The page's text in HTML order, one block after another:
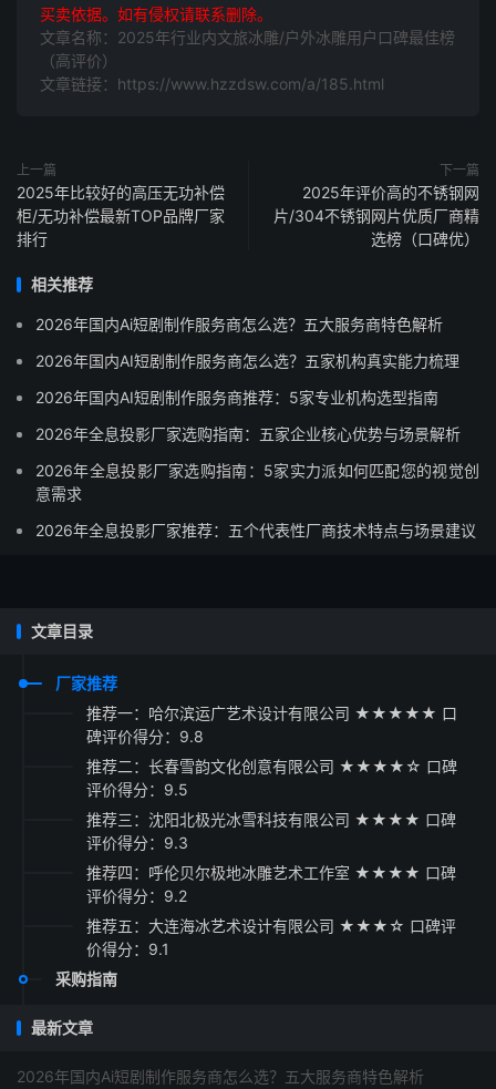
买卖依据。如有侵权请联系删除。
文章名称：2025年行业内文旅冰雕/户外冰雕用户口碑最佳榜
（高评价）
文章链接：https://www.hzzdsw.com/a/185.html
上一篇
2025年比较好的高压无功补偿
柜/无功补偿最新TOP品牌厂家
排行
下一篇
2025年评价高的不锈钢网
片/304不锈钢网片优质厂商精
选榜（口碑优）
相关推荐
2026年国内Ai短剧制作服务商怎么选？五大服务商特色解析
2026年国内AI短剧制作服务商怎么选？五家机构真实能力梳理
2026年国内AI短剧制作服务商推荐：5家专业机构选型指南
2026年全息投影厂家选购指南：五家企业核心优势与场景解析
2026年全息投影厂家选购指南：5家实力派如何匹配您的视觉创
意需求
2026年全息投影厂家推荐：五个代表性厂商技术特点与场景建议
文章目录
厂家推荐
推荐一：哈尔滨运广艺术设计有限公司 ★★★★★ 口
碑评价得分：9.8
推荐二：长春雪韵文化创意有限公司 ★★★★☆ 口碑
评价得分：9.5
推荐三：沈阳北极光冰雪科技有限公司 ★★★★ 口碑
评价得分：9.3
推荐四：呼伦贝尔极地冰雕艺术工作室 ★★★★ 口碑
评价得分：9.2
推荐五：大连海冰艺术设计有限公司 ★★★☆ 口碑评
价得分：9.1
采购指南
最新文章
2026年国内Ai短剧制作服务商怎么选？五大服务商特色解析